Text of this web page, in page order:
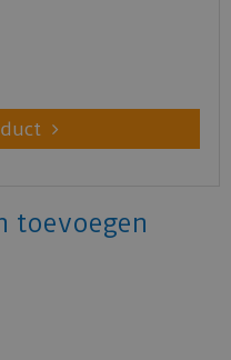
toevoegen